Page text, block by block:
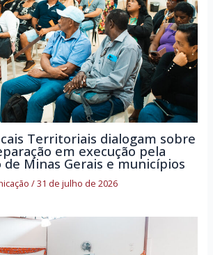
Territoriais dialogam sobre
em execução pela
de Minas Gerais e municípios
/31 de julho de 2026